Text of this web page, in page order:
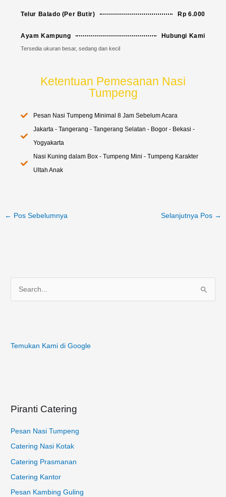
Telur Balado (Per Butir) Rp 6.000
Ayam Kampung Hubungi Kami
Tersedia ukuran besar, sedang dan kecil
Ketentuan Pemesanan Nasi
Tumpeng
Pesan Nasi Tumpeng Minimal 8 Jam Sebelum Acara
Jakarta - Tangerang - Tangerang Selatan - Bogor - Bekasi -
Yogyakarta
Nasi Kuning dalam Box - Tumpeng Mini - Tumpeng Karakter
Ultah Anak
← Pos Sebelumnya Selanjutnya Pos →
u
:
Temukan Kami di Google
Piranti Catering
Pesan Nasi Tumpeng
Catering Nasi Kotak
Catering Prasmanan
Catering Kantor
Pesan Kambing Guling